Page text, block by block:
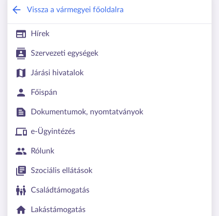
Tolna Vármegyei Kormányhivatal
Vissza a vármegyei főoldalra
Hírek
Szervezeti egységek
Járási hivatalok
Főispán
Dokumentumok, nyomtatványok
e-Ügyintézés
Rólunk
Szociális ellátások
Családtámogatás
Lakástámogatás